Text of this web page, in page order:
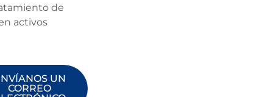
de
activos
UN
CORREO